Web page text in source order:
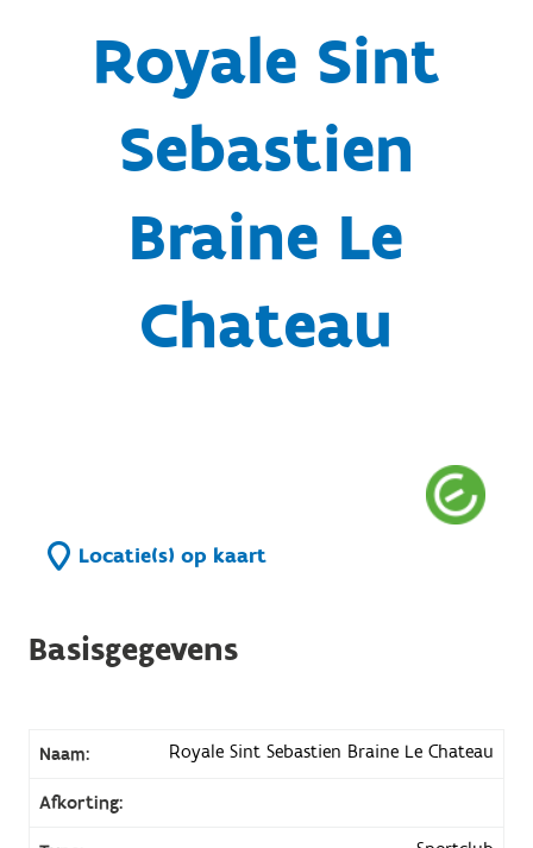
Royale Sint
Sebastien
Braine Le
Chateau
Locatie(s) op kaart
Basisgegevens
Naam: Royale Sint Sebastien Braine Le Chateau
Afkorting: